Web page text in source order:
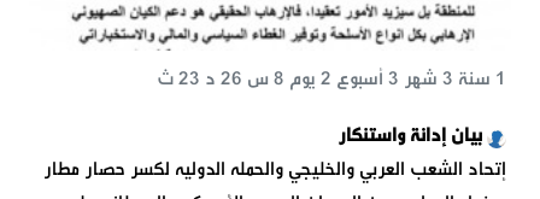
بيان إدانة واستنكار
1 سنة 3 شهر 3 أسبوع 2 يوم 8 س 26 د 23 ث
إتحاد الشعب العربي والخليجي والحمله الدوليه لكسر حصار مطار